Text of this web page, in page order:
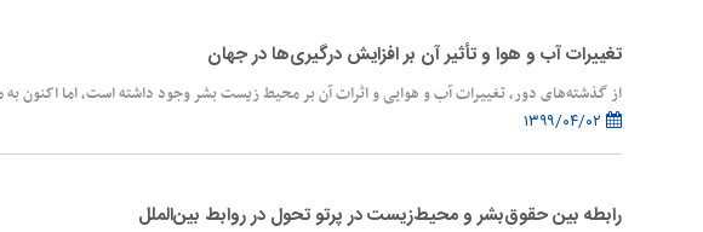
تغییرات آب و هوا و تأثیر آن بر افزایش درگیری‌ها در جهان
از گذشته‌های دور، تغییرات آب و هوایی و اثرات آن بر محیط زیست بشر وجود داشته است، اما اکنون
رابطه بین حقوق‌بشر و محیط‌زیست در پرتو تحول در روابط بین‌الملل